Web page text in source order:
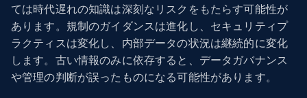
ては時代遅れの知識は深刻なリスクをもたらす可能性が
あります。規制のガイダンスは進化し、セキュリティプ
ラクティスは変化し、内部データの状況は継続的に変化
します。古い情報のみに依存すると、データガバナンス
や管理の判断が誤ったものになる可能性があります。